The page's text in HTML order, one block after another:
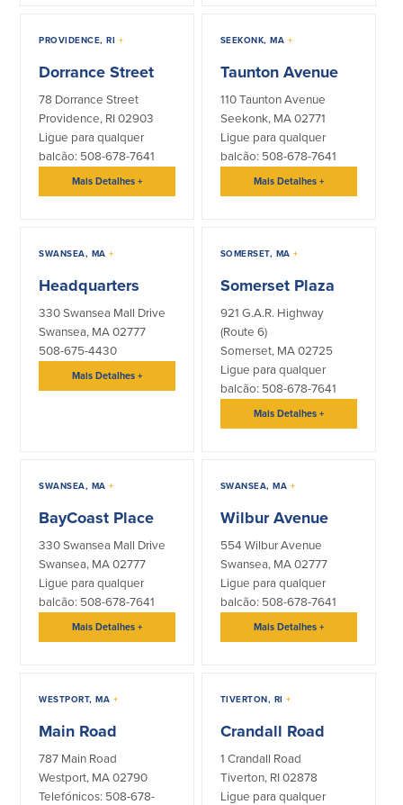
PROVIDENCE, RI +
Dorrance Street
78 Dorrance Street
Providence, RI 02903
Ligue para qualquer
balcão: 508-678-7641
Mais Detalhes+
SEEKONK, MA +
Taunton Avenue
110 Taunton Avenue
Seekonk, MA 02771
Ligue para qualquer
balcão: 508-678-7641
Mais Detalhes +
SWANSEA, MA+
Headquarters
330 Swansea Mall Drive
Swansea, MA 02777
508-675-4430
Mais Detalhes+
SOMERSET, MA+
Somerset Plaza
921 G.A.R. Highway
(Route 6)
Somerset, MA 02725
Ligue para qualquer
balcão: 508-678-7641
Mais Detalhes +
SWANSEA, MA+
BayCoast Place
330 Swansea Mall Drive
Swansea, MA 02777
Ligue para qualquer
balcão: 508-678-7641
Mais Detalhes+
SWANSEA, MA +
Wilbur Avenue
554 Wilbur Avenue
Swansea, MA 02777
Ligue para qualquer
balcão: 508-678-7641
Mais Detalhes +
WESTPORT, MA +
Main Road
787 Main Road
Westport, MA 02790
Telefónicos: 508-678-
TIVERTON, RI+
Crandall Road
1 Crandall Road
Tiverton, RI 02878
Ligue para qualquer